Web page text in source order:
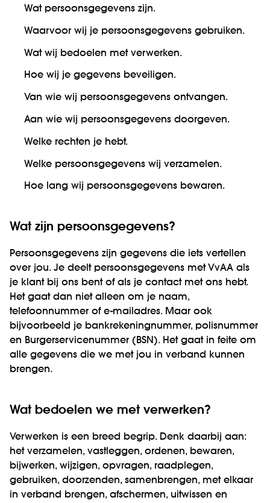
Wat persoonsgegevens zijn.
Waarvoor wij je persoonsgegevens gebruiken.
Wat wij bedoelen met verwerken.
Hoe wij je gegevens beveiligen.
Van wie wij persoonsgegevens ontvangen.
Aan wie wij persoonsgegevens doorgeven.
Welke rechten je hebt.
Welke persoonsgegevens wij verzamelen.
Hoe lang wij persoonsgegevens bewaren.
Wat zijn persoonsgegevens?
Persoonsgegevens zijn gegevens die iets vertellen
over jou. Je deelt persoonsgegevens met VvAA als
je klant bij ons bent of als je contact met ons hebt.
Het gaat dan niet alleen om je naam,
telefoonnummer of e-mailadres. Maar ook
bijvoorbeeld je bankrekeningnummer, polisnummer
en Burgerservicenummer (BSN). Het gaat in feite om
alle gegevens die we met jou in verband kunnen
brengen.
Wat bedoelen we met verwerken?
Verwerken is een breed begrip. Denk daarbij aan:
het verzamelen, vastleggen, ordenen, bewaren,
bijwerken, wijzigen, opvragen, raadplegen,
gebruiken, doorzenden, samenbrengen, met elkaar
in verband brengen, afschermen, uitwissen en